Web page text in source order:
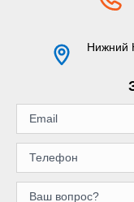
Нижний